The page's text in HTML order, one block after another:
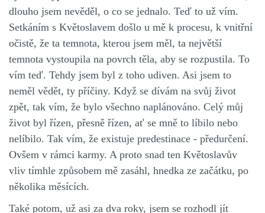
dlouho jsem nevěděl, o co se jednalo. Teď to už vím.
Setkáním s Květoslavem došlo u mě k procesu, k vnitřní
očistě, že ta temnota, kterou jsem měl, ta největší
temnota vystoupila na povrch těla, aby se rozpustila. To
vím teď. Tehdy jsem byl z toho udiven. Asi jsem to
neměl vědět, ty příčiny. Když se dívám na svůj život
zpět, tak vím, že bylo všechno naplánováno. Celý můj
život byl řízen, přesně řízen, ať se mně to líbilo nebo
nelíbilo. Tak vím, že existuje predestinace - předurčení.
Ovšem v rámci karmy. A proto snad ten Květoslavův
vliv tímhle způsobem mě zasáhl, hnedka ze začátku, po
několika měsících.
Také potom, už asi za dva roky, jsem se rozhodl jít